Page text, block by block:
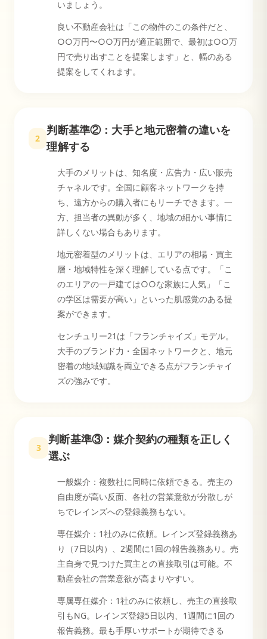
いましょう。
良い不動産会社は「この物件のこの条件だと、
○○万円〜○○万円が適正範囲で、最初は○○万
円で売り出すことを提案します」と、幅のある
提案をしてくれます。
2
判断基準②：大手と地元密着の違いを
理解する
大手のメリットは、知名度・広告力・広い販売
チャネルです。全国に顧客ネットワークを持
ち、遠方からの購入者にもリーチできます。一
方、担当者の異動が多く、地域の細かい事情に
詳しくない場合もあります。
地元密着型のメリットは、エリアの相場・買主
層・地域特性を深く理解している点です。「こ
のエリアの一戸建ては○○な家族に人気」「こ
の学区は需要が高い」といった肌感覚のある提
案ができます。
センチュリー21は「フランチャイズ」モデル。
大手のブランド力・全国ネットワークと、地元
密着の地域知識を両立できる点がフランチャイ
ズの強みです。
3
判断基準③：媒介契約の種類を正しく
選ぶ
一般媒介：複数社に同時に依頼できる。売主の
自由度が高い反面、各社の営業意欲が分散しが
ちでレインズへの登録義務もない。
専任媒介：1社のみに依頼。レインズ登録義務あ
り（7日以内）、2週間に1回の報告義務あり。売
主自身で見つけた買主との直接取引は可能。不
動産会社の営業意欲が高まりやすい。
専属専任媒介：1社のみに依頼し、売主の直接取
引もNG。レインズ登録5日以内、1週間に1回の
報告義務。最も手厚いサポートが期待できる